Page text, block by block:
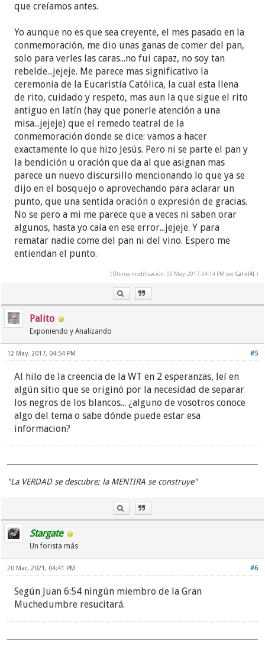
que creíamos antes.
Yo aunque no es que sea creyente, el mes pasado en la
conmemoración, me dio unas ganas de comer del pan,
solo para verles las caras...no fui capaz, no soy tan
rebelde...jejeje. Me parece mas significativo la
ceremonia de la Eucaristía Católica, la cual esta llena
de rito, cuidado y respeto, mas aun la que sigue el rito
antiguo en latín (hay que ponerle atención a una
misa...jejeje) que el remedo teatral de la
conmemoración donde se dice: vamos a hacer
exactamente lo que hizo Jesús. Pero ni se parte el pan y
la bendición u oración que da al que asignan mas
parece un nuevo discursillo mencionando lo que ya se
dijo en el bosquejo o aprovechando para aclarar un
punto, que una sentida oración o expresión de gracias.
No se pero a mi me parece que a veces ni saben orar
algunos, hasta yo caía en ese error...jejeje. Y para
rematar nadie come del pan ni del vino. Espero me
entiendan el punto.
(Última modificación: 06 May, 2017, 04:14 PM porCalix[4] .)
Palito
Exponiendo y Analizando
#5
12 May, 2017, 04:54 PM
Al hilo de la creencia de la WT en 2 esperanzas, leí en
algún sitio que se originó por la necesidad de separar
los negros de los blancos... ¿alguno de vosotros conoce
algo del tema o sabe dónde puede estar esa
informacion?
"La VERDAD se descubre; la MENTIRA se construye"
Stargate
Un forista más
#6
20 Mar, 2021, 04:41 PM
Según Juan 6:54 ningún miembro de la Gran
Muchedumbre resucitará.